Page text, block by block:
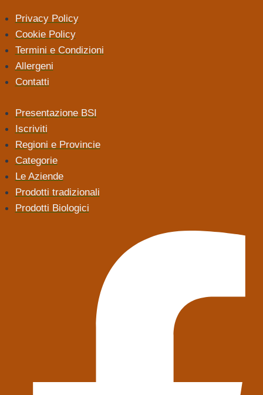
Privacy Policy
Cookie Policy
Termini e Condizioni
Allergeni
Contatti
Presentazione BSI
Iscriviti
Regioni e Provincie
Categorie
Le Aziende
Prodotti tradizionali
Prodotti Biologici